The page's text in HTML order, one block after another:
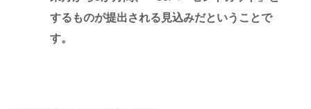
するものが提出される見込みだということで
す。